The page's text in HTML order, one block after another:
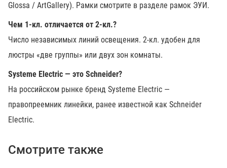
Glossa / ArtGallery). Рамки смотрите в разделе рамок ЭУИ.
Чем 1-кл. отличается от 2-кл.?
Число независимых линий освещения. 2-кл. удобен для
люстры «две группы» или двух зон комнаты.
Systeme Electric — это Schneider?
На российском рынке бренд Systeme Electric —
правопреемник линейки, ранее известной как Schneider
Electric.
Смотрите также